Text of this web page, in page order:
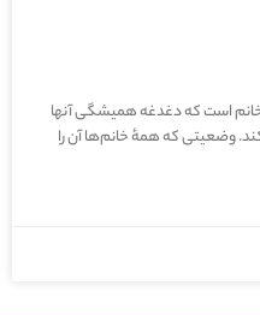
است که دغدغه همیشگی آنها
وضعیتی که همهٔ خانم‌ها آن را